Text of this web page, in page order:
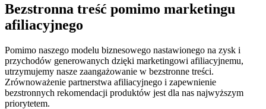
Bezstronna treść pomimo marketingu
afiliacyjnego
Pomimo naszego modelu biznesowego nastawionego na zysk i
przychodów generowanych dzięki marketingowi afiliacyjnemu,
utrzymujemy nasze zaangażowanie w bezstronne treści.
Zrównoważenie partnerstwa afiliacyjnego i zapewnienie
bezstronnych rekomendacji produktów jest dla nas najwyższym
priorytetem.